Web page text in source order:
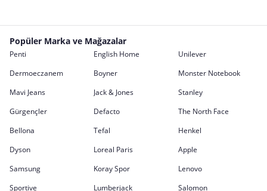
Popüler Marka ve Mağazalar
Penti English Home
Unilever
Dermoeczanem
Boyner
Monster Notebook
Mavi Jeans
Jack & Jones
Stanley
Gürgençler
Defacto
The North Face
Bellona
Tefal
Henkel
Dyson
Loreal Paris
Apple
Samsung
Koray Spor
Lenovo
Sportive
Lumberjack Salomon